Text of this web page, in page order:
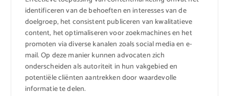
identificeren van de behoeften en interesses van de
doelgroep, het consistent publiceren van kwalitatieve
content, het optimaliseren voor zoekmachines en het
promoten via diverse kanalen zoals social media en e-
mail. Op deze manier kunnen advocaten zich
onderscheiden als autoriteit in hun vakgebied en
potentiële cliënten aantrekken door waardevolle
informatie te delen.